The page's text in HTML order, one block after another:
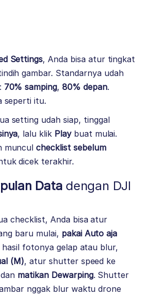
Settings, Anda bisa atur tingkat
gambar. Standarnya udah
70% samping,80% depan.
seperti itu.
setting udah siap, tinggal
, lalu klik Playbuat mulai.
munculchecklist sebelum
dicek terakhir.
Data dengan DJI
checklist, Anda bisa atur
baru mulai, pakai Auto aja
hasil fotonya gelap atau blur,
(M), atur shutter speed ke
matikan Dewarping. Shutter
nggak blur waktu drone